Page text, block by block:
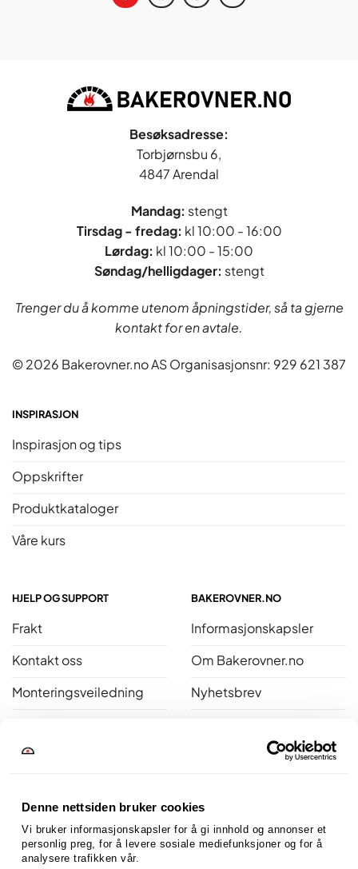
Denne nettsiden bruker cookies
Vi bruker informasjonskapsler for å gi innhold og annonser et
personlig preg, for å levere sosiale mediefunksjoner og for å
analysere trafikken vår.
Besøksadresse:
Torbjørnsbu 6,
4847 Arendal
Mandag: stengt
Tirsdag - fredag: kl 10:00 - 16:00
Lørdag: kl 10:00 - 15:00
Søndag/helligdager: stengt
Trenger du å komme utenom åpningstider, så ta gjerne
kontakt for en avtale.
© 2026 Bakerovner.no AS Organisasjonsnr: 929 621 387
INSPIRASJON
Inspirasjon og tips
Oppskrifter
Produktkataloger
Våre kurs
HJELP OG SUPPORT
Frakt
Kontakt oss
Monteringsveiledning
Salgsbetingelser
BAKEROVNER.NO
Informasjonskapsler
Om Bakerovner.no
Nyhetsbrev